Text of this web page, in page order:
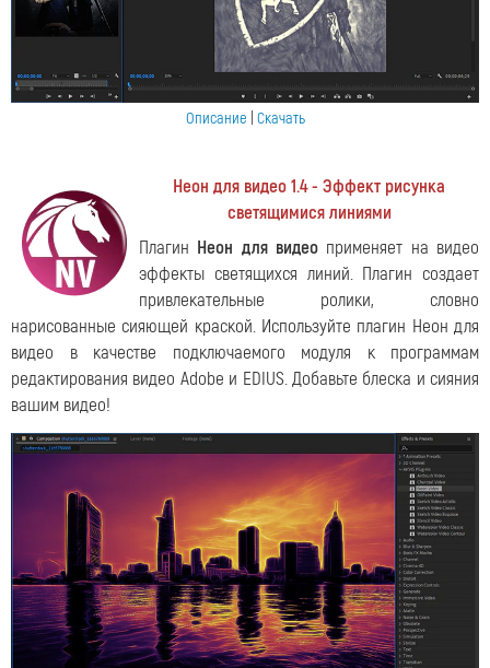
Описание Скачать
Неон для видео 1.4 - Эффект рисунка
светящимися линиями
Плагин Неон для видео применяет на видео
эффекты светящихся линий. Плагин создает
привлекательные ролики, словно
нарисованные сияющей краской. Используйте плагин Неон для
видео в качестве подключаемого модуля к программам
редактирования видео Adobe и EDIUS. Добавьте блеска и сияния
вашим видео!